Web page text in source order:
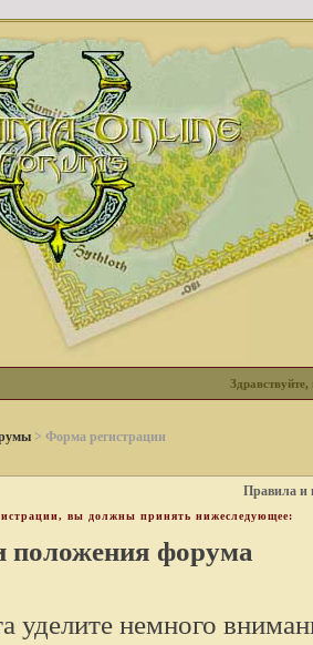
Здравствуйте,
> Форма регистрации
Правила и
вы должны принять нижеследующее:
положения форума
уделите немного